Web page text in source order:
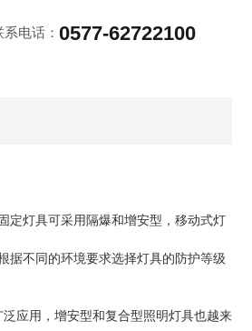
系电话：0577-62722100
定灯具可采用隔爆和增安型，移动式灯
据不同的环境要求选择灯具的防护等级
应用，增安型和复合型照明灯具也越来